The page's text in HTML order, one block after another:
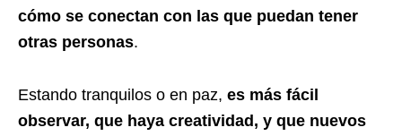
cómo se conectan con las que puedan tener
otras personas.
Estando tranquilos o en paz, es más fácil
observar, que haya creatividad, y que nuevos